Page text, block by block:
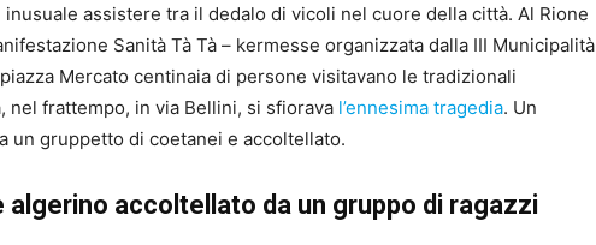
assistere tra il dedalo di vicoli nel cuore della città. Al Rione
Sanità Tà Tà – kermesse organizzata dalla III Municipalità
Mercato centinaia di persone visitavano le tradizionali
nel frattempo, in via Bellini, si sfiorava l’ennesima tragedia. Un
un gruppetto di coetanei e accoltellato.
algerino accoltellato da un gruppo di ragazzi